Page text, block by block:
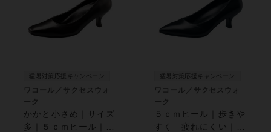
猛暑対策応援キャンペーン
ワコール／サクセスウォ
ーク
かかと小さめ｜サイズ
多｜５ｃｍヒール｜歩
猛暑対策応援キャンペーン
ワコール／サクセスウォ
ーク
５ｃｍヒール｜歩きや
すく 疲れにくい｜